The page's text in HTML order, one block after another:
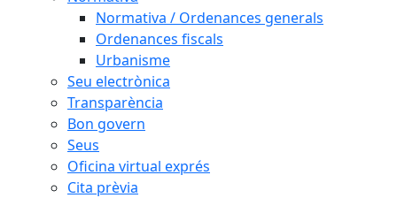
Normativa / Ordenances generals
Ordenances fiscals
Urbanisme
Seu electrònica
Transparència
Bon govern
Seus
Oficina virtual exprés
Cita prèvia